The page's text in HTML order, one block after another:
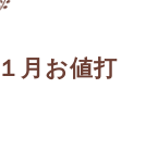
月お値打